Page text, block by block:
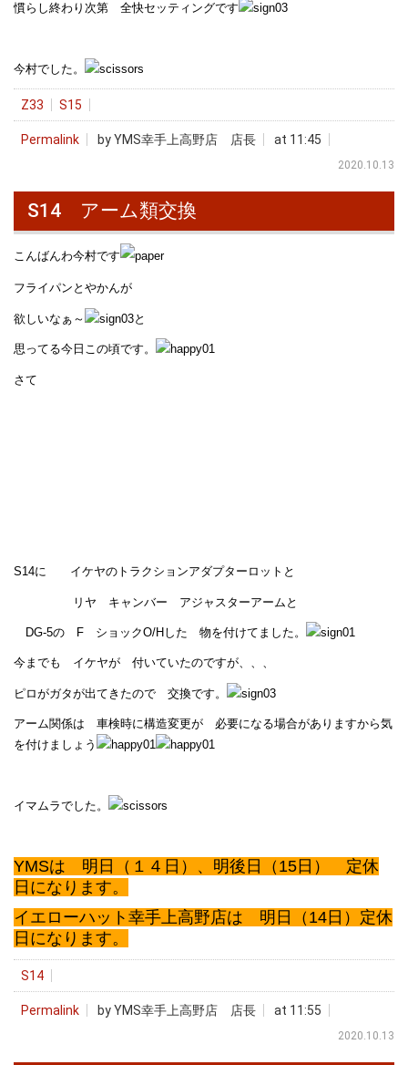
慣らし終わり次第 全快セッティングです
今村でした。
Z33 S15
Permalink by YMS幸手上高野店 店長 at 11:45
2020.10.13
S14 アーム類交換
こんばんわ今村です
フライパンとやかんが
欲しいなぁ～ と
思ってる今日この頃です。
さて
S14に イケヤのトラクションアダプターロットと
リヤ キャンバー アジャスターアームと
DG-5の F ショックO/Hした 物を付けてました。
今までも イケヤが 付いていたのですが、、、
ピロがガタが出てきたので 交換です。
アーム関係は 車検時に構造変更が 必要になる場合がありますから気
を付けましょう
イマムラでした。
YMSは 明日（１４日）、明後日（15日） 定休
日になります。
イエローハット幸手上高野店は 明日（14日）定休
日になります。
S14
Permalink by YMS幸手上高野店 店長 at 11:55
2020.10.13